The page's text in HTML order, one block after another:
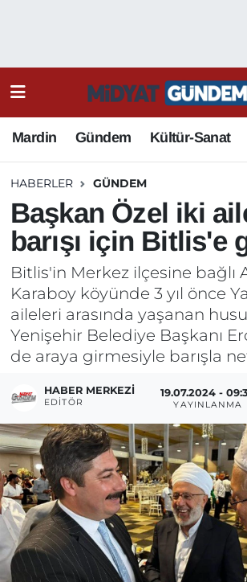
Mardin Gündem Kültür-Sanat
HABERLER GÜNDEM
Başkan Özel iki
barışı için Bitlis'e
Bitlis'in Merkez ilçesine bağlı
Karaboy köyünde 3 yıl önce
aileleri arasında yaşanan
Yenişehir Belediye Başkanı
de araya girmesiyle barışla
HABER MERKEZI
EDITÖR
19.07.2024 -
YAYINLANMA